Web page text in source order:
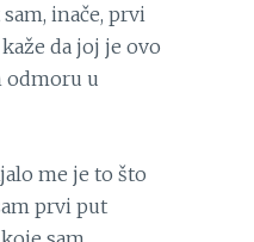
sam, inače, prvi
da joj je ovo
odmoru u
me je to što
prvi put